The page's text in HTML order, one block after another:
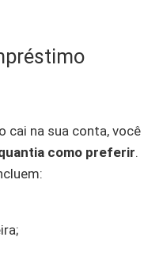
cai na sua conta, você
como preferir.